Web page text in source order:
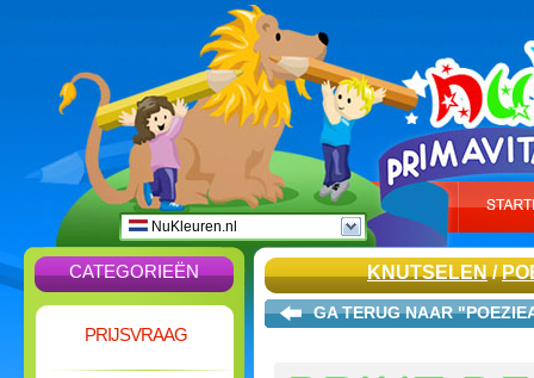
NuKleuren.nl
CATEGORIEËN
PRIJSVRAAG
KNUTSELEN/
GA TERUG NAAR